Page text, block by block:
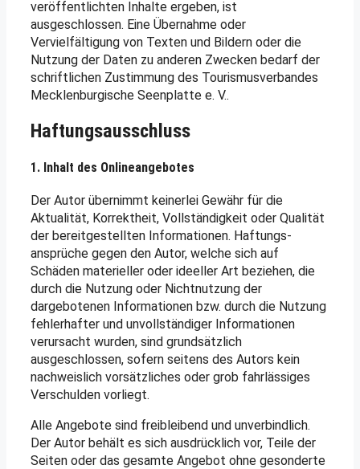
veröffentlichten Inhalte ergeben, ist
ausgeschlossen. Eine Übernahme oder
Vervielfältigung von Texten und Bildern oder die
Nutzung der Daten zu anderen Zwecken bedarf der
schriftlichen Zustimmung des Tourismusverbandes
Mecklenburgische Seenplatte e. V..
Haftungsausschluss
1. Inhalt des Onlineangebotes
Der Autor übernimmt keinerlei Gewähr für die
Aktualität, Korrektheit, Vollständigkeit oder Qualität
der bereitgestellten Informationen. Haftungs­
ansprüche gegen den Autor, welche sich auf
Schäden materieller oder ideeller Art beziehen, die
durch die Nutzung oder Nichtnutzung der
dargebotenen Informationen bzw. durch die Nutzung
fehlerhafter und unvollständiger Informationen
verursacht wurden, sind grundsätzlich
ausgeschlossen, sofern seitens des Autors kein
nachweislich vorsätzliches oder grob fahrlässiges
Verschulden vorliegt.
Alle Angebote sind freibleibend und unverbindlich.
Der Autor behält es sich ausdrücklich vor, Teile der
Seiten oder das gesamte Angebot ohne gesonderte